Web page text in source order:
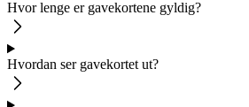
Hvor lenge er gavekortene gyldig?
Hvordan ser gavekortet ut?